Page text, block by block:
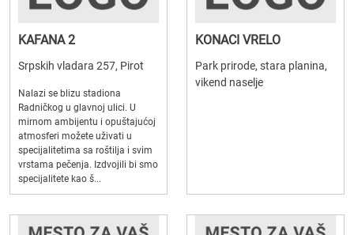
KAFANA 2
Srpskih vladara 257, Pirot
Nalazi se blizu stadiona
Radničkog u glavnoj ulici. U
mirnom ambijentu i opuštajućoj
atmosferi možete uživati u
specijalitetima sa roštilja i svim
vrstama pečenja. Izdvojili bi smo
specijalitete kao š...
KONACI VRELO
Park prirode, stara planina,
vikend naselje